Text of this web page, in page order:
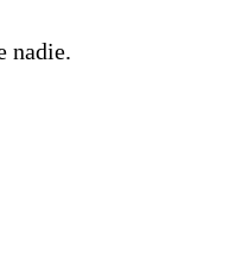
nadie.